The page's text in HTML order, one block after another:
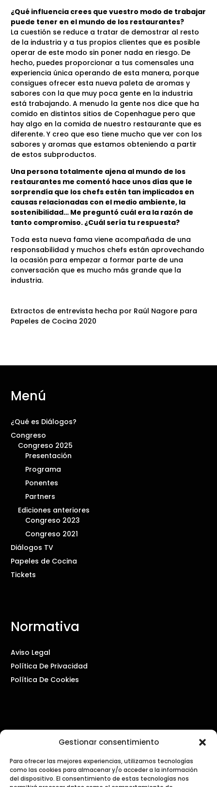
Gestionar consentimiento
Para ofrecer las mejores experiencias, utilizamos tecnologías
como las cookies para almacenar y/o acceder a la información
del dispositivo. El consentimiento de estas tecnologías nos
¿Qué influencia crees que vuestro modo de trabajar
puede tener en el mundo de los restaurantes?
La cuestión se reduce a tratar de demostrar al resto
de la industria y a tus propios clientes que es posible
operar de este modo sin poner nada en riesgo. De
hecho, puedes proporcionar a tus comensales una
experiencia única operando de esta manera, porque
consigues ofrecer esta nueva paleta de aromas y
sabores con la que muy poca gente en la industria
está trabajando. A menudo la gente nos dice que ha
comido en distintos sitios de Copenhague pero que
hay algo en la comida de nuestro restaurante que es
diferente. Y creo que eso tiene mucho que ver con los
sabores y aromas que estamos obteniendo a partir
de estos subproductos.
Una persona totalmente ajena al mundo de los
restaurantes me comentó hace unos días que le
sorprendía que los chefs estén tan implicados en
causas relacionadas con el medio ambiente, la
sostenibilidad… Me preguntó cuál era la razón de
tanto compromiso. ¿Cuál sería tu respuesta?
Toda esta nueva fama viene acompañada de una
responsabilidad y muchos chefs están aprovechando
la ocasión para empezar a formar parte de una
conversación que es mucho más grande que la
industria.
Extractos de entrevista hecha por Raúl Nagore para
Papeles de Cocina 2020
Menú
¿Qué es Diálogos?
Congreso
Congreso 2025
Presentación
Programa
Ponentes
Partners
Ediciones anteriores
Congreso 2023
Congreso 2021
Diálogos TV
Papeles de Cocina
Tickets
Normativa
Aviso Legal
Política De Privacidad
Política De Cookies
Contacto
PRENSA Y COMUNICACIÓN
press@dialogosdecocina.com